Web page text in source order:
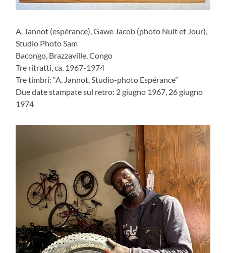
A. Jannot (espérance), Gawe Jacob (photo Nuit et Jour),
Studio Photo Sam
Bacongo, Brazzaville, Congo
Tre ritratti, ca. 1967-1974
Tre timbri: “A. Jannot, Studio-photo Espérance”
Due date stampate sul retro: 2 giugno 1967, 26 giugno
1974